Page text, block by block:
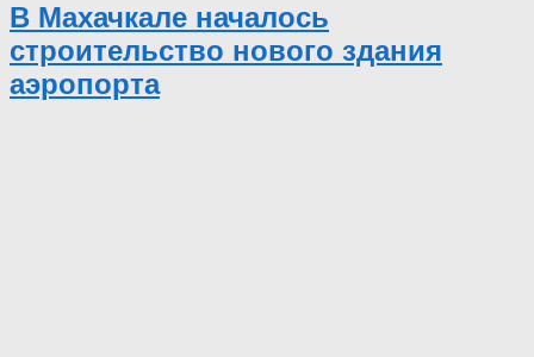
В Махачкале началось
строительство нового здания
аэропорта